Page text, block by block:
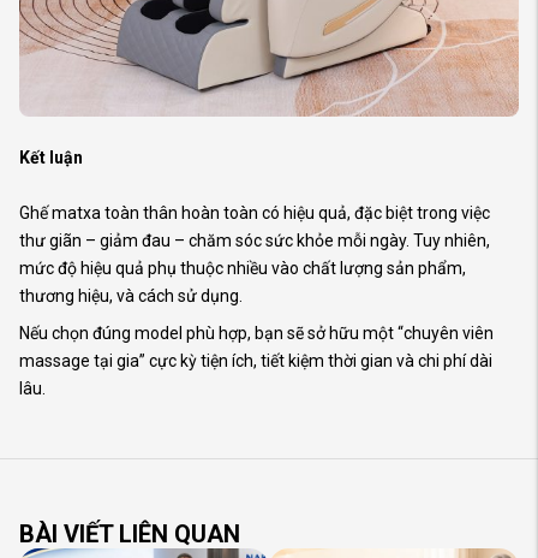
Kết luận
Ghế matxa toàn thân hoàn toàn có hiệu quả, đặc biệt trong việc
thư giãn – giảm đau – chăm sóc sức khỏe mỗi ngày. Tuy nhiên,
mức độ hiệu quả phụ thuộc nhiều vào chất lượng sản phẩm,
thương hiệu, và cách sử dụng.
Nếu chọn đúng model phù hợp, bạn sẽ sở hữu một “chuyên viên
massage tại gia” cực kỳ tiện ích, tiết kiệm thời gian và chi phí dài
lâu.
BÀI VIẾT LIÊN QUAN